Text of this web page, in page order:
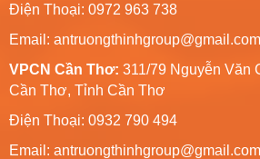
Điện Thoại: 0972 963 738
Email: antruongthinhgroup@gmail.com
VPCN Cần Thơ: 311/79 Nguyễn Văn
Cần Thơ, Tỉnh Cần Thơ
Điện Thoại: 0932 790 494
Email: antruongthinhgroup@gmail.com